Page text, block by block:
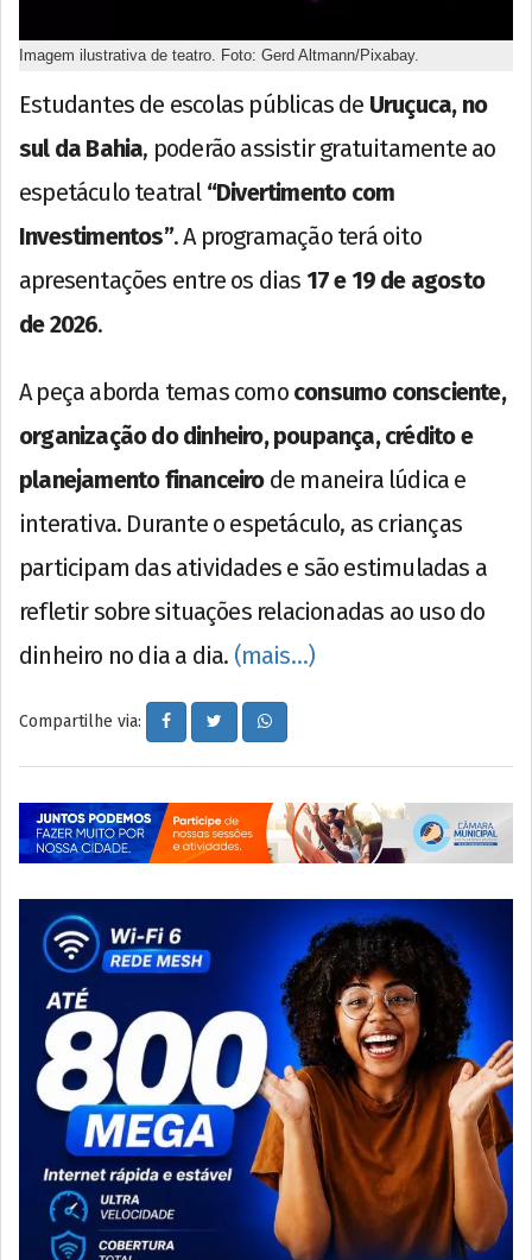
Imagem ilustrativa de teatro. Foto: Gerd Altmann/Pixabay.
Estudantes de escolas públicas de Uruçuca, no
sul da Bahia, poderão assistir gratuitamente ao
espetáculo teatral “Divertimento com
Investimentos”. A programação terá oito
apresentações entre os dias 17 e 19 de agosto
de 2026.
A peça aborda temas como consumo consciente,
organização do dinheiro, poupança, crédito e
planejamento financeirode maneira lúdica e
interativa. Durante o espetáculo, as crianças
participam das atividades e são estimuladas a
refletir sobre situações relacionadas ao uso do
dinheiro no dia a dia. (mais…)
Compartilhe via: